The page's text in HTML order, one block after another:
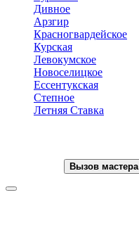
Дивное
Арзгир
Красногвардейское
Курская
Левокумское
Новоселицкое
Ессентукская
Степное
Летняя Ставка
Вызов мастера
Toggle